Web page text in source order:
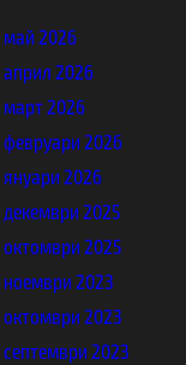
май 2026
април 2026
март 2026
февруари 2026
януари 2026
декември 2025
октомври 2025
ноември 2023
октомври 2023
септември 2023